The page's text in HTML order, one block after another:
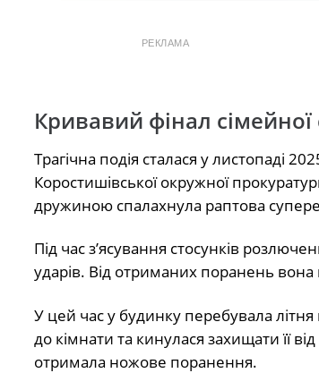
РЕКЛАМА
Кривавий фінал сімейної
Трагічна подія сталася у листопаді
Коростишівської окружної
дружиною спалахнула раптова
Під час з’ясування стосунків
ударів. Від отриманих поранень вона
У цей час у будинку перебувала
до кімнати та кинулася захищати її
отримала ножове поранення.